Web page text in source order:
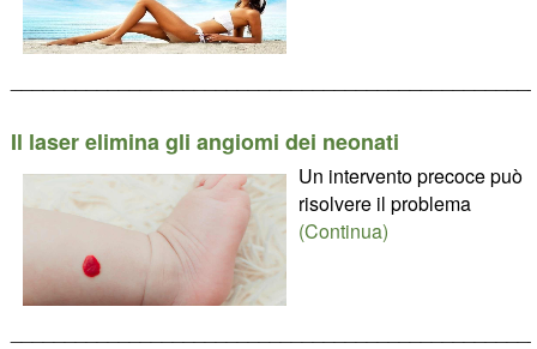
Il laser elimina gli angiomi dei neonati
Un intervento precoce può
risolvere il problema
(Continua)